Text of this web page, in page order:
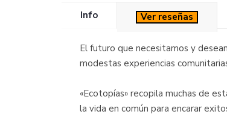
Info Ver reseñas
El futuro que necesitamos y
modestas experiencias
«Ecotopías» recopila muchas de
la vida en común para encarar